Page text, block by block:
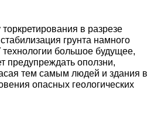
в разрезе
грунта намного
большое будущее,
предупреждать оползни,
тем самым людей и здания в
опасных геологических